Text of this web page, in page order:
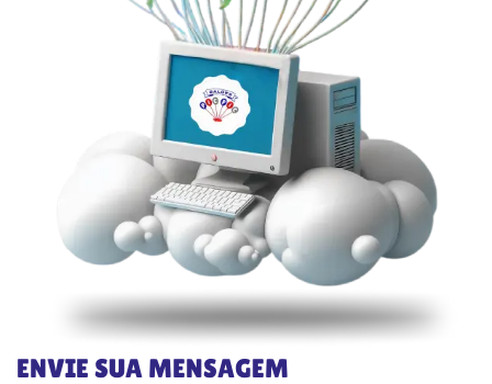
ENVIE SUA MENSAGEM